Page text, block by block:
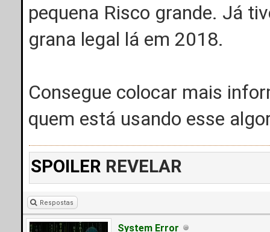
pequena Risco grande. Já
grana legal lá em 2018.
Consegue colocar mais
quem está usando esse
SPOILER REVELAR
Respostas
System Error